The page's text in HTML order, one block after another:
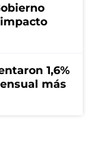
1,6%
más